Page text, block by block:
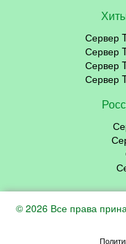
Сервер
Сервер
Сервер
Сервер
© 2026 Все права